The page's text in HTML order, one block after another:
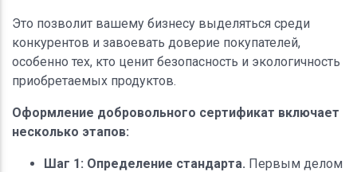
Это позволит вашему бизнесу выделяться среди
конкурентов и завоевать доверие покупателей,
особенно тех, кто ценит безопасность и экологичность
приобретаемых продуктов.
Оформление добровольного сертификат включает
несколько этапов:
Шаг 1: Определение стандарта. Первым делом